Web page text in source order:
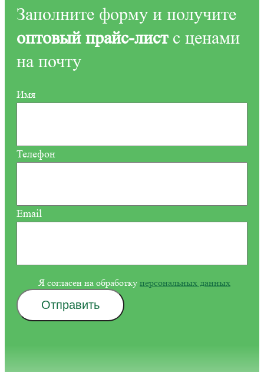
Заполните форму и получите
оптовый прайс-листс ценами
на почту
Имя
Телефон
Email
Я согласен на обработку персональных данных